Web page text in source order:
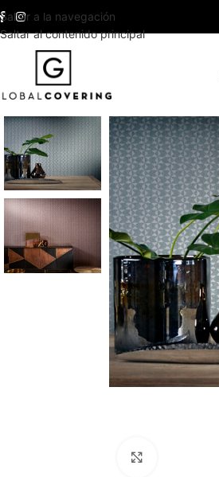
Saltar a la navegación
Saltar al contenido principal